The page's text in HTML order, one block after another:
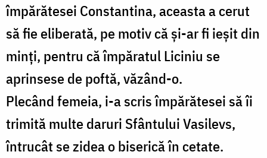
împărătesei Constantina, aceasta a cerut
să fie eliberată, pe motiv că și-ar fi ieșit din
minți, pentru că împăratul Liciniu se
aprinsese de poftă, văzând-o.
Plecând femeia, i-a scris împărătesei să îi
trimită multe daruri Sfântului Vasilevs,
întrucât se zidea o biserică în cetate.